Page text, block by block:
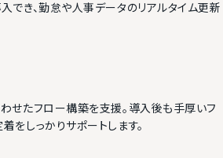
でき、勤怠や人事データのリアルタイム更新
せたフロー構築を支援。導入後も手厚いフ
をしっかりサポートします。